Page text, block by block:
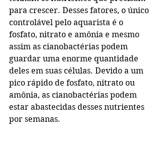
para crescer. Desses fatores, o único
controlável pelo aquarista é o
fosfato, nitrato e amônia e mesmo
assim as cianobactérias podem
guardar uma enorme quantidade
deles em suas células. Devido a um
pico rápido de fosfato, nitrato ou
amônia, as cianobactérias podem
estar abastecidas desses nutrientes
por semanas.